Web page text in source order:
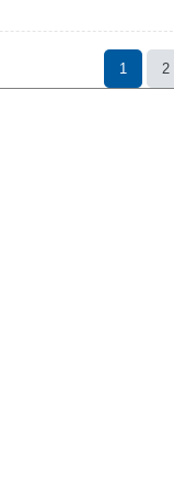
1 2